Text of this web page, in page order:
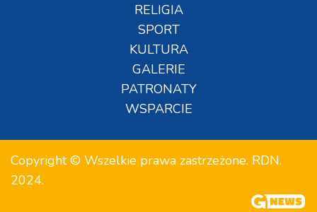
RELIGIA
SPORT
KULTURA
GALERIE
PATRONATY
WSPARCIE
Copyright © Wszelkie prawa zastrzeżone. RDN.
2024.